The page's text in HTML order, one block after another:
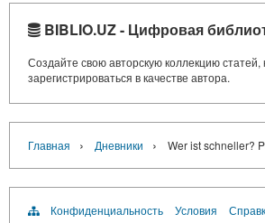
BIBLIO.UZ - Цифровая
Создайте свою авторскую коллекцию
зарегистрироваться в качестве автора.
Главная › Дневники › Wer ist schneller?
Конфиденциальность Условия